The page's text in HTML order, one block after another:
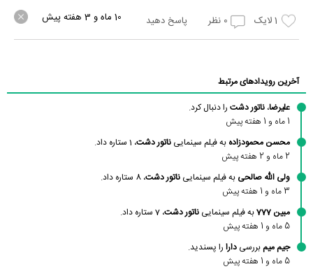
1لایک 0 نظر پاسخ دهید 10 ماه و 3 هفته پیش
آخرین رویدادهای مرتبط
علیرضا، ناتور دشت را دنبال کرد.
1 ماه و 1 هفته پیش
محسن محمودزاده به فیلم سینمایی ناتور دشت، 1 ستاره داد.
2 ماه و 2 هفته پیش
ولی الله صالحی به فیلم سینمایی ناتور دشت، 8 ستاره داد.
3 ماه و 1 هفته پیش
مبین 777
به فیلم سینمایی ناتور دشت، 7 ستاره داد.
5 ماه و 1 هفته پیش
جیم میمبررسی دارا را پسندید.
5 ماه و 1 هفته پیش